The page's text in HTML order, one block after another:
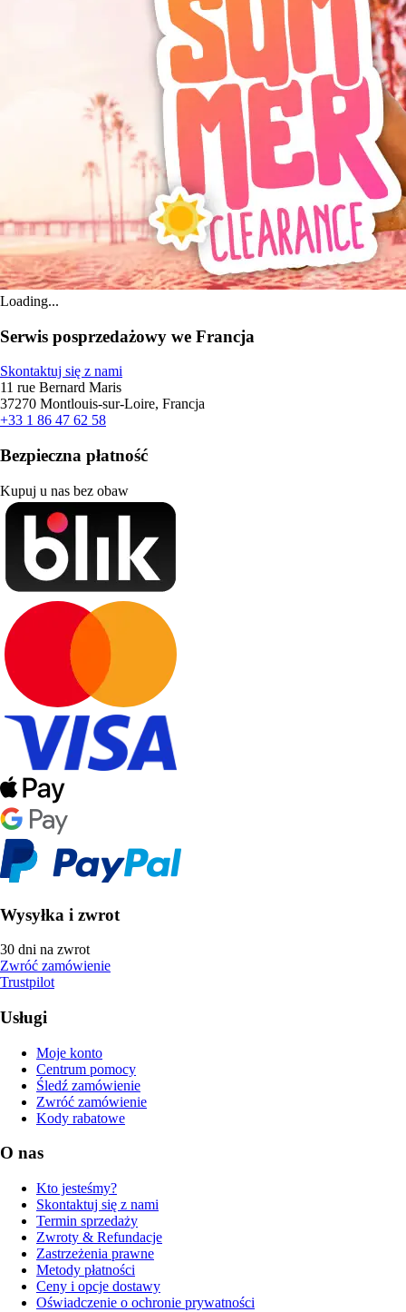
Loading...
Serwis posprzedażowy we Francja
Skontaktuj się z nami
11 rue Bernard Maris
37270 Montlouis-sur-Loire, Francja
+33 1 86 47 62 58
Bezpieczna płatność
Kupuj u nas bez obaw
Wysyłka i zwrot
30 dni na zwrot
Zwróć zamówienie
Trustpilot
Usługi
Moje konto
Centrum pomocy
Śledź zamówienie
Zwróć zamówienie
Kody rabatowe
O nas
Kto jesteśmy?
Skontaktuj się z nami
Termin sprzedaży
Zwroty & Refundacje
Zastrzeżenia prawne
Metody płatności
Ceny i opcje dostawy
Oświadczenie o ochronie prywatności